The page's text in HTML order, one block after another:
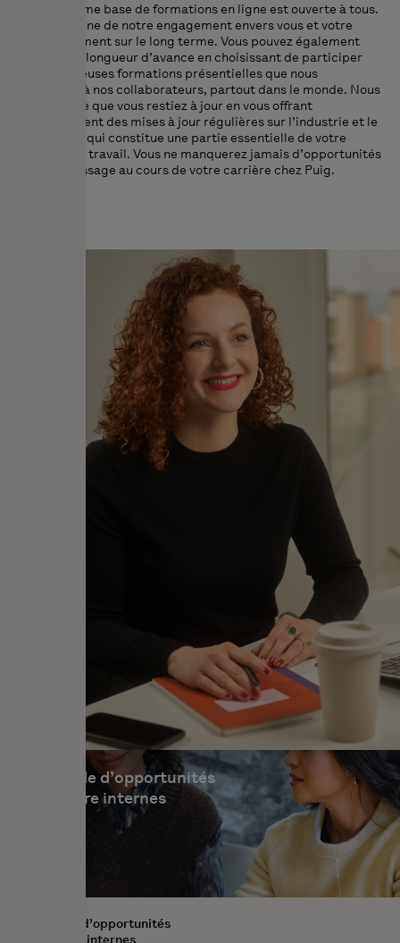
Notre énorme base de formations en ligne est ouverte à tous.
C’est un signe de notre engagement envers vous et votre
développement sur le long terme. Vous pouvez également
garder une longueur d’avance en choisissant de participer
aux nombreuses formations présentielles que nous
proposons à nos collaborateurs, partout dans le monde. Nous
veillons à ce que vous restiez à jour en vous offrant
régulièrement des mises à jour régulières sur l’industrie et le
marché, ce qui constitue une partie essentielle de votre
semaine de travail. Vous ne manquerez jamais d’opportunités
d’apprentissage au cours de votre carrière chez Puig.
Un monded’opportunités
de carrièreinternes
d’opportunités
internes